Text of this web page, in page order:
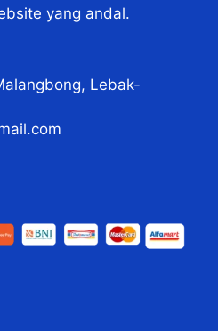
yang andal.
Lebak-